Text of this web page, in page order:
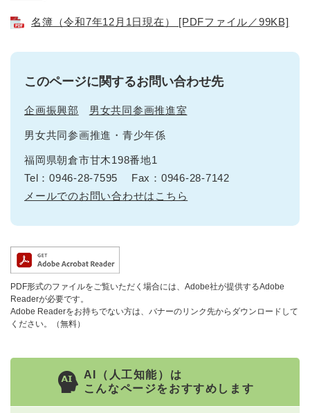
名簿（令和7年12月1日現在） [PDFファイル／99KB]
このページに関するお問い合わせ先
企画振興部 男女共同参画推進室
男女共同参画推進・青少年係
福岡県朝倉市甘木198番地1
Tel：0946-28-7595
Fax：0946-28-7142
メールでのお問い合わせはこちら
PDF形式のファイルをご覧いただく場合には、Adobe社が提供するAdobe
Readerが必要です。
Adobe Readerをお持ちでない方は、バナーのリンク先からダウンロードして
ください。（無料）
AI（人工知能）は
こんなページをおすすめします